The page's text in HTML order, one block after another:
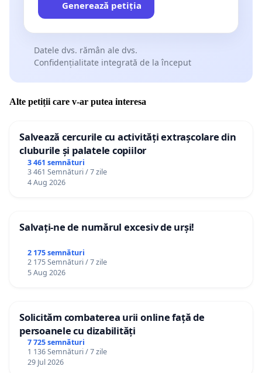
Generează petiția
Datele dvs. rămân ale dvs.
Confidențialitate integrată de la început
Alte petiții care v-ar putea interesa
Salvează cercurile cu activități extrașcolare din
cluburile și palatele copiilor
3 461 semnături
3 461 Semnături / 7 zile
4 Aug 2026
Salvați-ne de numărul excesiv de urși!
2 175 semnături
2 175 Semnături / 7 zile
5 Aug 2026
Solicităm combaterea urii online față de
persoanele cu dizabilități
7 725 semnături
1 136 Semnături / 7 zile
29 Jul 2026